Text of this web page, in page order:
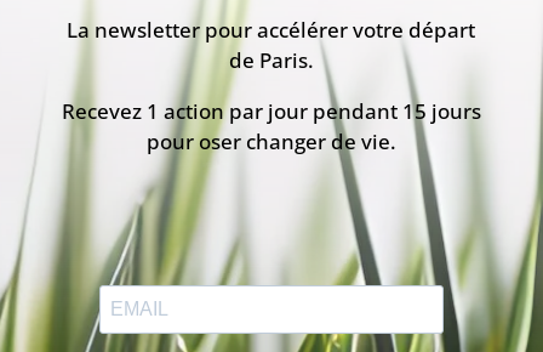
La newsletter pour accélérer votre départ
de Paris.
Recevez 1 action par jour pendant 15 jours
pour oser changer de vie.